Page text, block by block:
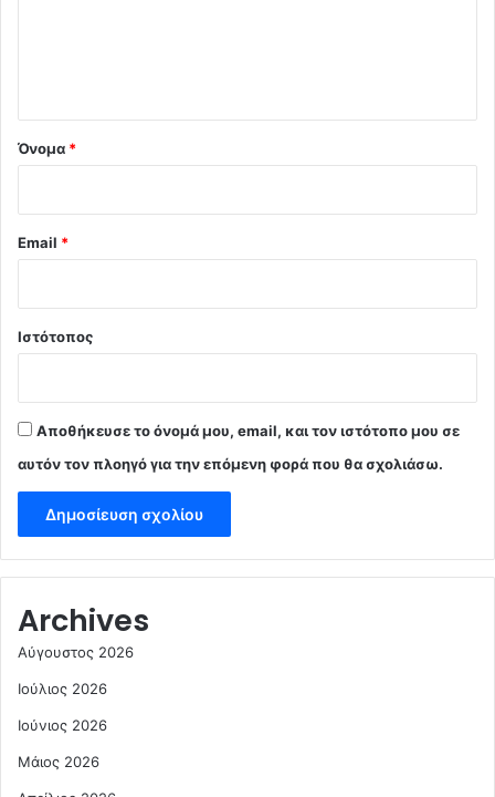
Όνομα *
Email *
Ιστότοπος
Αποθήκευσε το όνομά μου, email, και τον ιστότοπο μου σε
αυτόν τον πλοηγό για την επόμενη φορά που θα σχολιάσω.
Archives
Αύγουστος 2026
Ιούλιος 2026
Ιούνιος 2026
Μάιος 2026